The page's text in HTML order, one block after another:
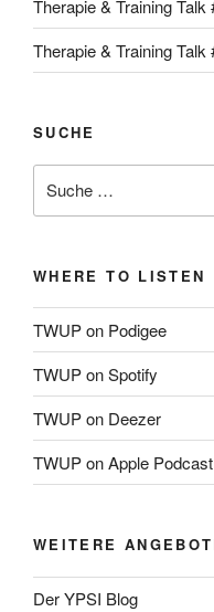
Therapie & Training
Therapie & Training
SUCHE
nach:
WHERE TO LISTEN
TWUP on Podigee
TWUP on Spotify
TWUP on Deezer
TWUP on Apple Podcast
WEITERE
Der YPSI Blog